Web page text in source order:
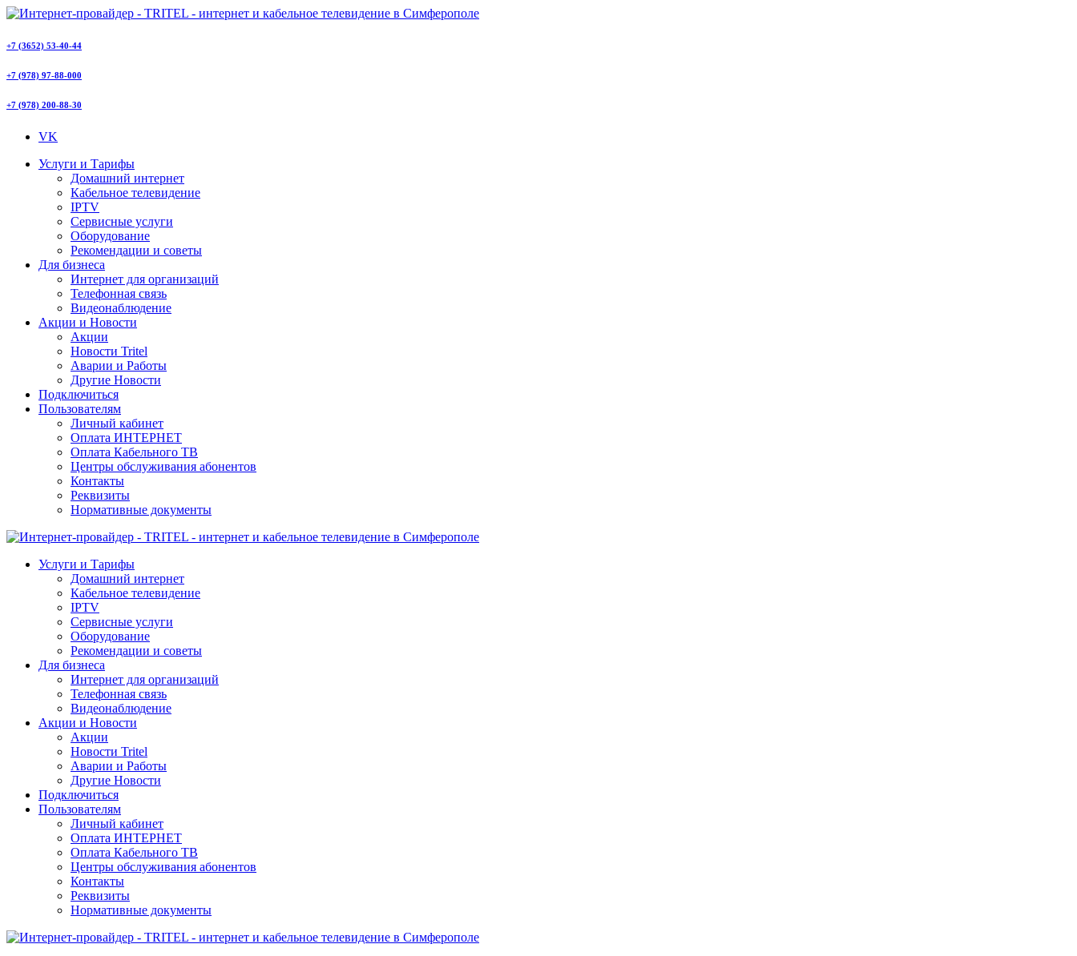
+7 (3652) 53-40-44
+7 (978) 97-88-000
+7 (978) 200-88-30
VK
Услуги и Тарифы
Домашний интернет
Кабельное телевидение
IPTV
Сервисные услуги
Оборудование
Рекомендации и советы
Для бизнеса
Интернет для организаций
Телефонная связь
Видеонаблюдение
Акции и Новости
Акции
Новости Tritel
Аварии и Работы
Другие Новости
Подключиться
Пользователям
Личный кабинет
Оплата ИНТЕРНЕТ
Оплата Кабельного ТВ
Центры обслуживания абонентов
Контакты
Реквизиты
Нормативные документы
Услуги и Тарифы
Домашний интернет
Кабельное телевидение
IPTV
Сервисные услуги
Оборудование
Рекомендации и советы
Для бизнеса
Интернет для организаций
Телефонная связь
Видеонаблюдение
Акции и Новости
Акции
Новости Tritel
Аварии и Работы
Другие Новости
Подключиться
Пользователям
Личный кабинет
Оплата ИНТЕРНЕТ
Оплата Кабельного ТВ
Центры обслуживания абонентов
Контакты
Реквизиты
Нормативные документы